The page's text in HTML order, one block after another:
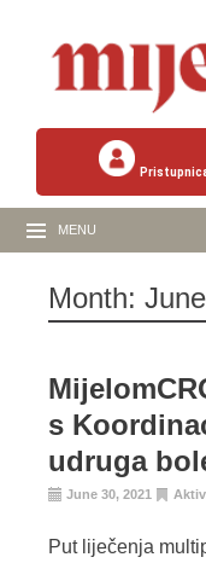
MENU
Month:
s
udruga
June 30, 2021
Put liječenja